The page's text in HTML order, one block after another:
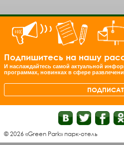
Подпишитесь на нашу
И наслаждайтесь самой актуальной
программах, новинках в сфере
© 2026 «Green Park» парк-отель